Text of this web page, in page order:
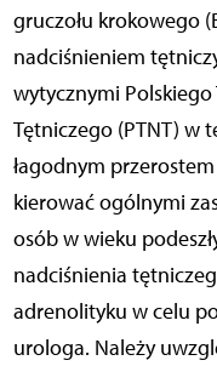
gruczołu krokowego
nadciśnieniem
wytycznymi
Tętniczego (PTNT) w
łagodnym
kierować ogólnymi
osób w wieku
nadciśnienia
adrenolityku w celu
urologa. Należy